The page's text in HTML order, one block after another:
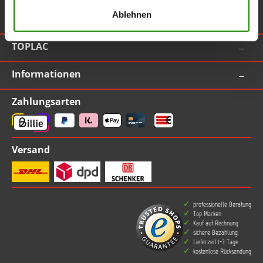
Ablehnen
TOPLAC
Informationen
Zahlungsarten
Versand
professionelle Beratung
Top Marken
Kauf auf Rechnung
sichere Bezahlung
Lieferzeit 1-3 Tage
kostenlose Rücksendung